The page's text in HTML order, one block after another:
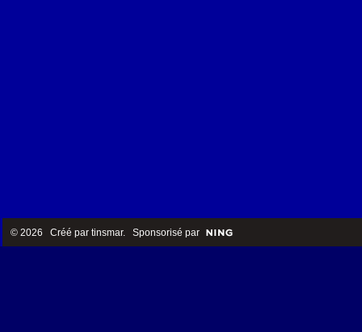
© 2026 Créé par tinsmar. Sponsorisé par